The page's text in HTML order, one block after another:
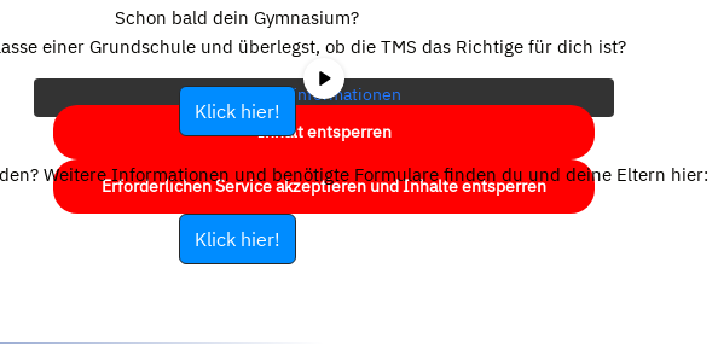
eigentlichen Inhalt zuzugreifen, klicken Sie auf die Schaltfläche unten.
Bitte beachten Sie, dass dabei Daten an Drittanbieter weitergegeben
werden.
Mehr Informationen
Inhalt entsperren
Erforderlichen Service akzeptieren und Inhalte entsperren
Schon bald dein Gymnasium?
einer Grundschule und überlegst, ob die TMS das Richtige für dich ist?
Klick hier!
Weitere Informationen und benötigte Formulare finden du und deine Eltern hier:
Klick hier!